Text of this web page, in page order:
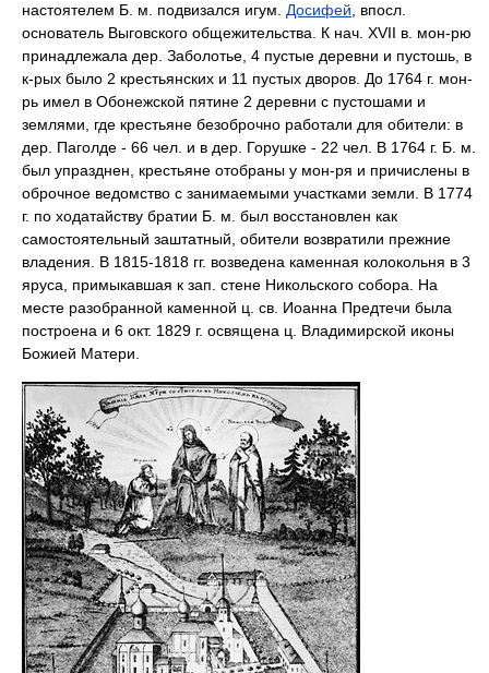
настоятелем Б. м. подвизался игум. Досифей , впосл.
основатель Выговского общежительства. К нач. XVII в. мон-рю
принадлежала дер. Заболотье, 4 пустые деревни и пустошь, в
к-рых было 2 крестьянских и 11 пустых дворов. До 1764 г. мон-
рь имел в Обонежской пятине 2 деревни с пустошами и
землями, где крестьяне безоброчно работали для обители: в
дер. Паголде - 66 чел. и в дер. Горушке - 22 чел. В 1764 г. Б. м.
был упразднен, крестьяне отобраны у мон-ря и причислены в
оброчное ведомство с занимаемыми участками земли. В 1774
г. по ходатайству братии Б. м. был восстановлен как
самостоятельный заштатный, обители возвратили прежние
владения. В 1815-1818 гг. возведена каменная колокольня в 3
яруса, примыкавшая к зап. стене Никольского собора. На
месте разобранной каменной ц. св. Иоанна Предтечи была
построена и 6 окт. 1829 г. освящена ц. Владимирской иконы
Божией Матери.